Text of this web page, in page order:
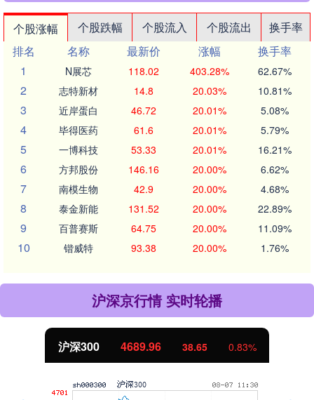
个股涨幅 个股跌幅 个股流入 个股流出
换手率
排名
名称 最新价 涨幅
换手率
1
N展芯 118.02 403.28% 62.67%
2 志特新材 14.8 20.03% 10.81%
3 近岸蛋白 46.72 20.01% 5.08%
4 毕得医药 61.6 20.01% 5.79%
5 一博科技 53.33 20.01% 16.21%
6 方邦股份 146.16 20.00% 6.62%
7 南模生物 42.9 20.00% 4.68%
8 泰金新能 131.52 20.00% 22.89%
9 百普赛斯 64.75 20.00% 11.09%
10 锴威特 93.38 20.00% 1.76%
沪深京行情 实时轮播
沪深300 4689.96 38.65 0.83%